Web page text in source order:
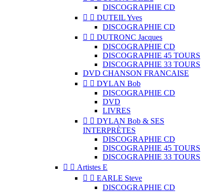
DISCOGRAPHIE CD
  DUTEIL Yves
DISCOGRAPHIE CD
  DUTRONC Jacques
DISCOGRAPHIE CD
DISCOGRAPHIE 45 TOURS
DISCOGRAPHIE 33 TOURS
DVD CHANSON FRANCAISE
  DYLAN Bob
DISCOGRAPHIE CD
DVD
LIVRES
  DYLAN Bob & SES
INTERPRÈTES
DISCOGRAPHIE CD
DISCOGRAPHIE 45 TOURS
DISCOGRAPHIE 33 TOURS
  Artistes E
  EARLE Steve
DISCOGRAPHIE CD